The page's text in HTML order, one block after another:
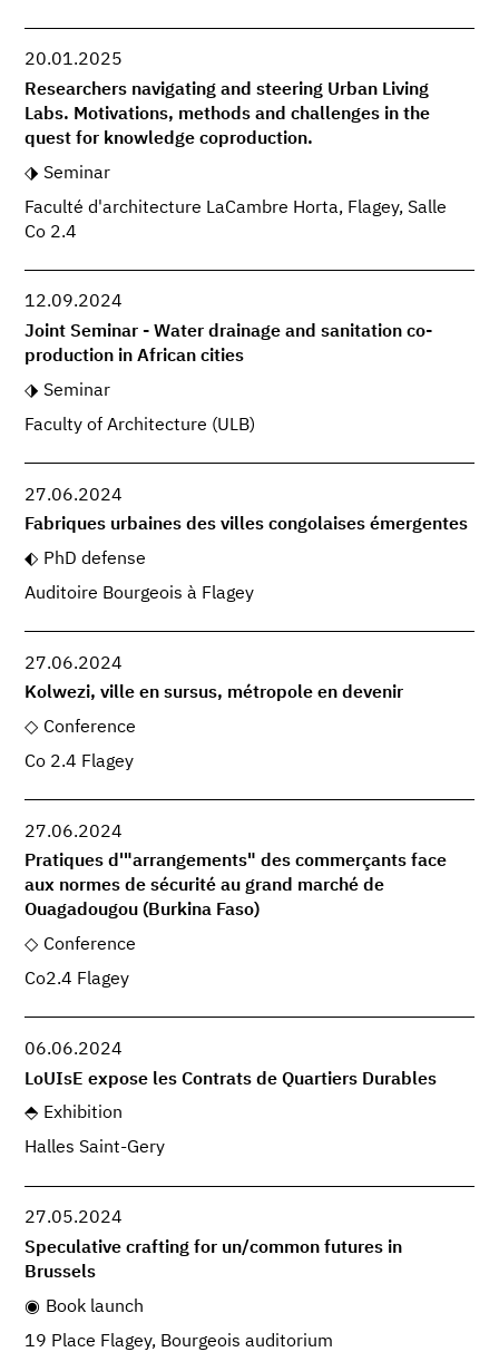
20.01.2025
Researchers navigating and steering Urban Living
Labs. Motivations, methods and challenges in the
quest for knowledge coproduction.
Seminar
Faculté d'architecture LaCambre Horta, Flagey, Salle
Co 2.4
12.09.2024
Joint Seminar - Water drainage and sanitation co-
production in African cities
Seminar
Faculty of Architecture (ULB)
27.06.2024
Fabriques urbaines des villes congolaises émergentes
PhD defense
Auditoire Bourgeois à Flagey
27.06.2024
Kolwezi, ville en sursus, métropole en devenir
Conference
Co 2.4 Flagey
27.06.2024
Pratiques d'"arrangements" des commerçants face
aux normes de sécurité au grand marché de
Ouagadougou (Burkina Faso)
Conference
Co2.4 Flagey
06.06.2024
LoUIsE expose les Contrats de Quartiers Durables
Exhibition
Halles Saint-Gery
27.05.2024
Speculative crafting for un/common futures in
Brussels
Book launch
19 Place Flagey, Bourgeois auditorium